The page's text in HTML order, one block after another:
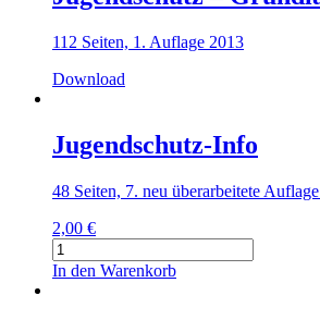
112 Seiten, 1. Auflage 2013
Download
Jugendschutz-Info
48 Seiten, 7. neu überarbeitete
2,00 €
Jugendschutz-
Info
In den Warenkorb